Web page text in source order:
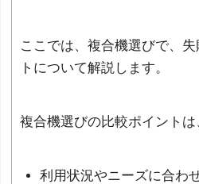
ここでは、複合機選びで、
トについて解説します。
複合機選びの比較ポイントは
利用状況やニーズに合わ